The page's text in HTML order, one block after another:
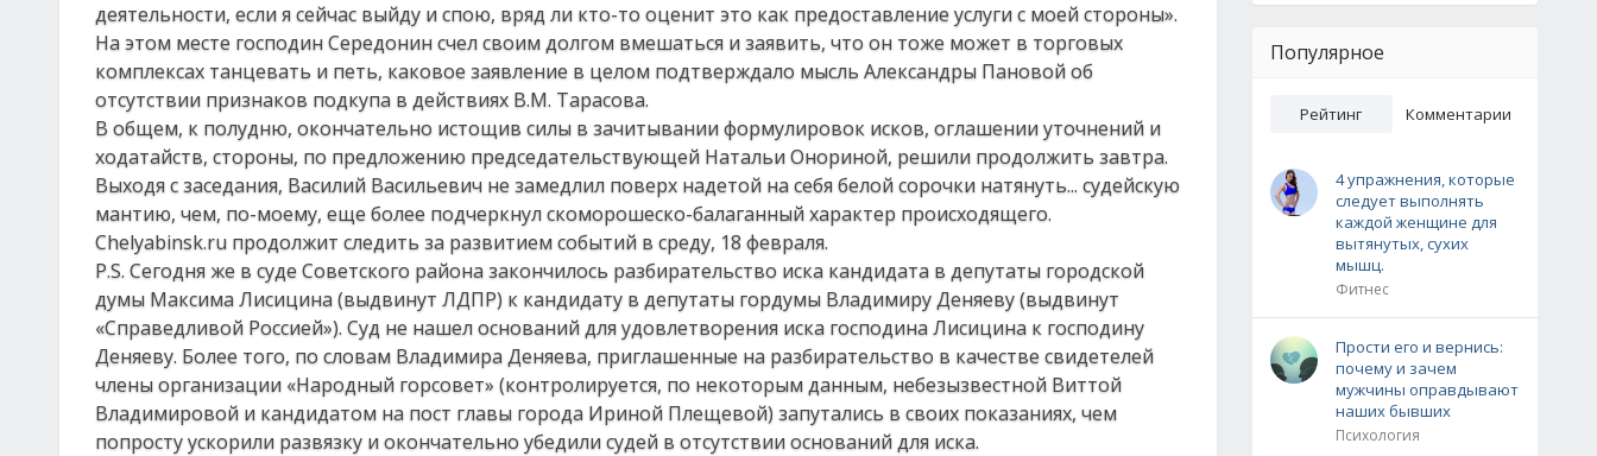
деятельности, если я сейчас выйду и спою, вряд ли кто-то оценит это как предоставление услуги с моей стороны».
На этом месте господин Середонин счел своим долгом вмешаться и заявить, что он тоже может в торговых
комплексах танцевать и петь, каковое заявление в целом подтверждало мысль Александры Пановой об
отсутствии признаков подкупа в действиях В.М. Тарасова.
В общем, к полудню, окончательно истощив силы в зачитывании формулировок исков, оглашении уточнений и
ходатайств, стороны, по предложению председательствующей Натальи Онориной, решили продолжить завтра.
Выходя с заседания, Василий Васильевич не замедлил поверх надетой на себя белой сорочки натянуть... судейскую
мантию, чем, по-моему, еще более подчеркнул скоморошеско-балаганный характер происходящего.
Chelyabinsk.ru продолжит следить за развитием событий в среду, 18 февраля.
P.S. Сегодня же в суде Советского района закончилось разбирательство иска кандидата в депутаты городской
думы Максима Лисицина (выдвинут ЛДПР) к кандидату в депутаты гордумы Владимиру Деняеву (выдвинут
«Справедливой Россией»). Суд не нашел оснований для удовлетворения иска господина Лисицина к господину
Деняеву. Более того, по словам Владимира Деняева, приглашенные на разбирательство в качестве свидетелей
члены организации «Народный горсовет» (контролируется, по некоторым данным, небезызвестной Виттой
Владимировой и кандидатом на пост главы города Ириной Плещевой) запутались в своих показаниях, чем
попросту ускорили развязку и окончательно убедили судей в отсутствии оснований для иска.
Популярное
Рейтинг Комментарии
4 упражнения, которые
следует выполнять
каждой женщине для
вытянутых, сухих
мышц.
Фитнес
Прости его и вернись:
почему и зачем
мужчины оправдывают
наших бывших
Психология